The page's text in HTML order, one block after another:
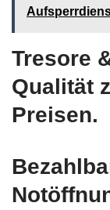
Tresore
Qualität
Preisen.